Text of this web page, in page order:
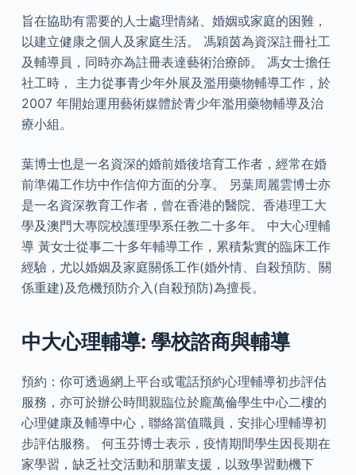
旨在協助有需要的人士處理情緒、婚姻或家庭的困難，
以建立健康之­個人及家庭生活。 馮穎茵為資深註冊社工
及輔導員，同時亦為註冊表達藝術治療師。 馮女士擔任
社工時， 主力從事青少年外展及濫用藥物輔導工作，於
2007 年開始運用藝術媒體於青少年濫用藥物輔導及治
療小組。
葉博士也是一名資深的婚前婚後培育工作者，經常在婚
前準備工作坊中作信仰方面的分享。 另葉周麗雲博士亦
是一名資深教育工作者，曾在香港的醫院、香港理工大
學及澳門大專院校護理學系任教二十多年。 中大心理輔
導 黃女士從事二十多年輔導工作，累積紮實的臨床工作
經驗，尤以婚姻及家庭關係工作(婚外情、自殺預防、關
係重建)及危機預防介入(自殺預防)為擅長。
中大心理輔導: 學校諮商與輔導
預約：你可透過網上平台或電話預約心理輔導初步評估
服務，亦可於辦公時間親臨位於龐萬倫學生中心二樓的
心理健康及輔導中心，聯絡當值職員，安排心理輔導初
步評估服務。 何玉芬博士表示，疫情期間學生因長期在
家學習，缺乏社交活動和朋輩支援，以致學習動機下